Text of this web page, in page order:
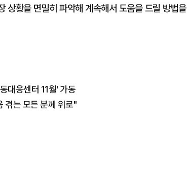
상황을 면밀히 파악해 계속해서 도움을 드릴 방법을
대응센터 11월' 가동
겪는 모든 분께 위로"